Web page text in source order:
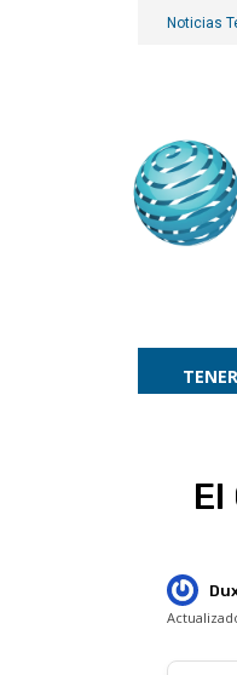
Noticias